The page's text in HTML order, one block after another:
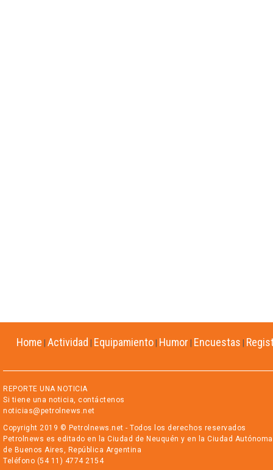
Home Actividad Equipamiento Humor Encuestas
REPORTE UNA NOTICIA
Si tiene una noticia, contáctenos
noticias@petrolnews.net
Copyright 2019 © Petrolnews.net - Todos los derechos reservados
Petrolnews es editado en la Ciudad de Neuquén y en la Ciudad Autónoma
de Buenos Aires, República Argentina
Teléfono (54 11) 4774 2154